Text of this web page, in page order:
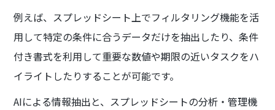
例えば、スプレッドシート上でフィルタリング機能を活
用して特定の条件に合うデータだけを抽出したり、条件
付き書式を利用して重要な数値や期限の近いタスクをハ
イライトしたりすることが可能です。
AIによる情報抽出と、スプレッドシートの分析・管理機